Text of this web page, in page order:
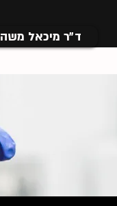
ד״ר מיכאל משה